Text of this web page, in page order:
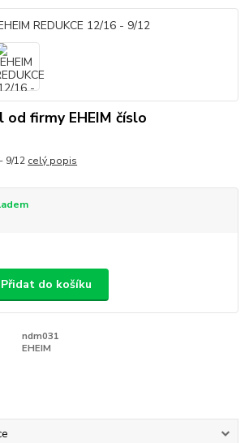
od firmy EHEIM číslo
9/12 celý popis
Přidat do košíku
ndm031
EHEIM